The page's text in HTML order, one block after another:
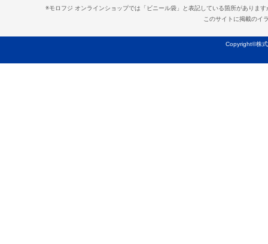
※モロフジ オンラインショップでは「ビニール袋」と表記している箇所がありま
このサイトに掲載のイ
Copyright©株